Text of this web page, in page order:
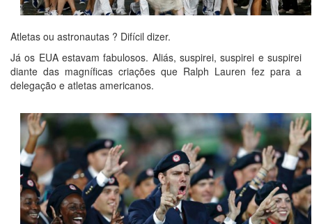
Atletas ou astronautas ? Difícil dizer.
Já os EUA estavam fabulosos. Aliás, suspirei, suspirei e suspirei
diante das magníficas criações que Ralph Lauren fez para a
delegação e atletas americanos.